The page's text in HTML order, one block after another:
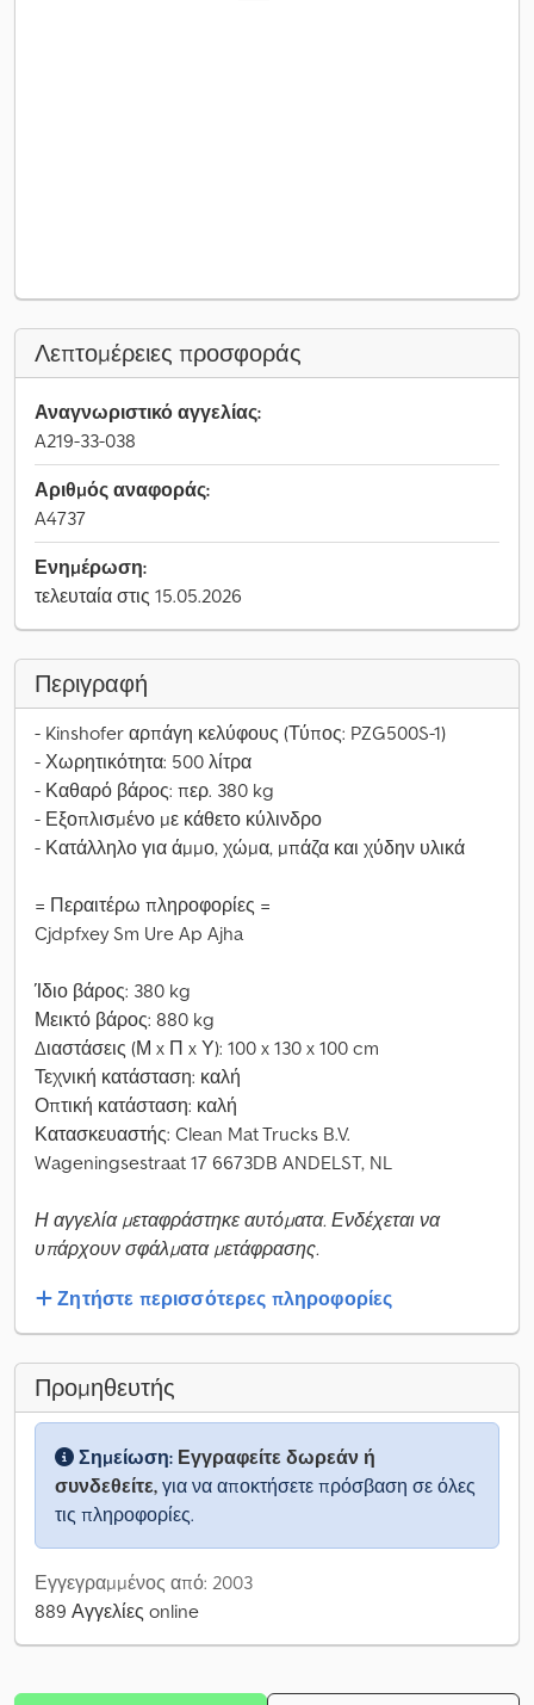
Λεπτομέρειες προσφοράς
Αναγνωριστικό αγγελίας:
A219-33-038
Αριθμός αναφοράς:
A4737
Ενημέρωση:
τελευταία στις 15.05.2026
Περιγραφή
- Kinshofer αρπάγη κελύφους (Τύπος: PZG500S-1)
- Χωρητικότητα: 500 λίτρα
- Καθαρό βάρος: περ. 380 kg
- Εξοπλισμένο με κάθετο κύλινδρο
- Κατάλληλο για άμμο, χώμα, μπάζα και χύδην υλικά
= Περαιτέρω πληροφορίες =
Cjdpfxey Sm Ure Ap Ajha
Ίδιο βάρος: 380 kg
Μεικτό βάρος: 880 kg
Διαστάσεις (Μ x Π x Υ): 100 x 130 x 100 cm
Τεχνική κατάσταση: καλή
Οπτική κατάσταση: καλή
Κατασκευαστής: Clean Mat Trucks B.V.
Wageningsestraat 17 6673DB ANDELST, NL
Η αγγελία μεταφράστηκε αυτόματα. Ενδέχεται να
υπάρχουν σφάλματα μετάφρασης.
Ζητήστε περισσότερες πληροφορίες
Προμηθευτής
Σημείωση: Εγγραφείτε δωρεάν ή
συνδεθείτε, για να αποκτήσετε πρόσβαση σε όλες
τις πληροφορίες.
Εγγεγραμμένος από: 2003
889 Αγγελίες online